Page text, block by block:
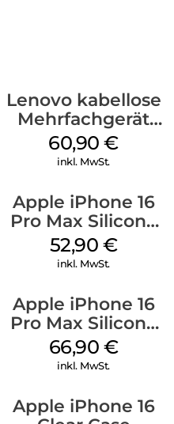
Lenovo kabellose
Mehrfachgerät
Luna Grey
60,90€
inkl. MwSt.
Apple iPhone 16
Pro Max Silicone
Case MagSafe
Ultramarine
52,90 €
inkl. MwSt.
Apple iPhone 16
Pro Max Silicone
Case MagSafe
Black
66,90 €
inkl. MwSt.
Apple iPhone 16